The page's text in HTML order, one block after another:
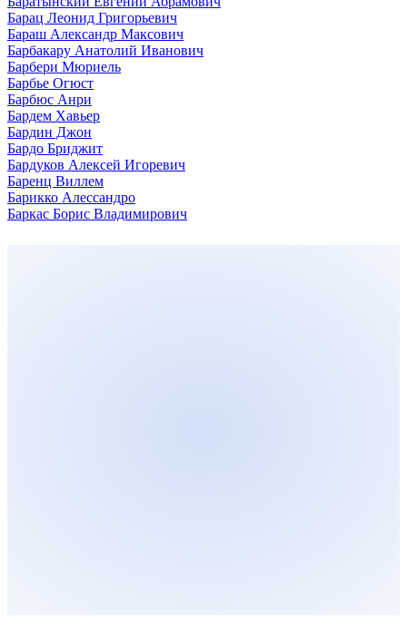
Барац Леонид Григорьевич
Бараш Александр Максович
Барбакару Анатолий Иванович
Барбери Мюриель
Барбье Огюст
Барбюс Анри
Бардем Хавьер
Бардин Джон
Бардо Бриджит
Бардуков Алексей Игоревич
Баренц Виллем
Барикко Алессандро
Баркас Борис Владимирович